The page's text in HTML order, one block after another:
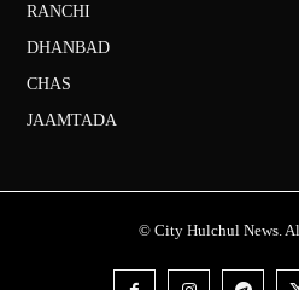
RANCHI
DHANBAD
CHAS
JAAMTADA
© City Hulchul News.